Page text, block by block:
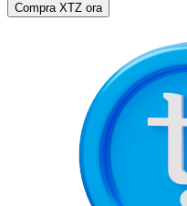
Compra XTZ ora